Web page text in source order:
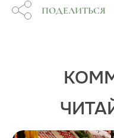
ПОДЕЛИТЬСЯ